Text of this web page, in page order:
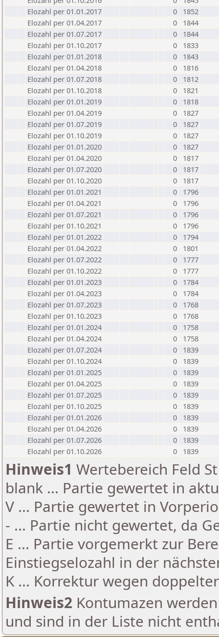
Elozahl per 01.01.2017
0
1852
Elozahl per 01.04.2017
0
1844
Elozahl per 01.07.2017
0
1844
Elozahl per 01.10.2017
0
1833
Elozahl per 01.01.2018
0
1843
Elozahl per 01.04.2018
0
1816
Elozahl per 01.07.2018
0
1812
Elozahl per 01.10.2018
0
1821
Elozahl per 01.01.2019
0
1818
Elozahl per 01.04.2019
0
1827
Elozahl per 01.07.2019
0
1827
Elozahl per 01.10.2019
0
1827
Elozahl per 01.01.2020
0
1827
Elozahl per 01.04.2020
0
1817
Elozahl per 01.07.2020
0
1817
Elozahl per 01.10.2020
0
1817
Elozahl per 01.01.2021
0
1796
Elozahl per 01.04.2021
0
1796
Elozahl per 01.07.2021
0
1796
Elozahl per 01.10.2021
0
1796
Elozahl per 01.01.2022
0
1794
Elozahl per 01.04.2022
0
1801
Elozahl per 01.07.2022
0
1777
Elozahl per 01.10.2022
0
1777
Elozahl per 01.01.2023
0
1784
Elozahl per 01.04.2023
0
1784
Elozahl per 01.07.2023
0
1768
Elozahl per 01.10.2023
0
1768
Elozahl per 01.01.2024
0
1758
Elozahl per 01.04.2024
0
1758
Elozahl per 01.07.2024
0
1839
Elozahl per 01.10.2024
0
1839
Elozahl per 01.01.2025
0
1839
Elozahl per 01.04.2025
0
1839
Elozahl per 01.07.2025
0
1839
Elozahl per 01.10.2025
0
1839
Elozahl per 01.01.2026
0
1839
Elozahl per 01.04.2026
0
1839
Elozahl per 01.07.2026
0
1839
Elozahl per 01.10.2026
0 1839
Hinweis1 Wertebereich Feld
blank ... Partie gewertet in
V ... Partie gewertet in
- ... Partie nicht gewertet, da
E ... Partie vorgemerkt zur
Einstiegselozahl in der
K ... Korrektur wegen
Hinweis2 Kontumazen
und sind in der Liste nicht